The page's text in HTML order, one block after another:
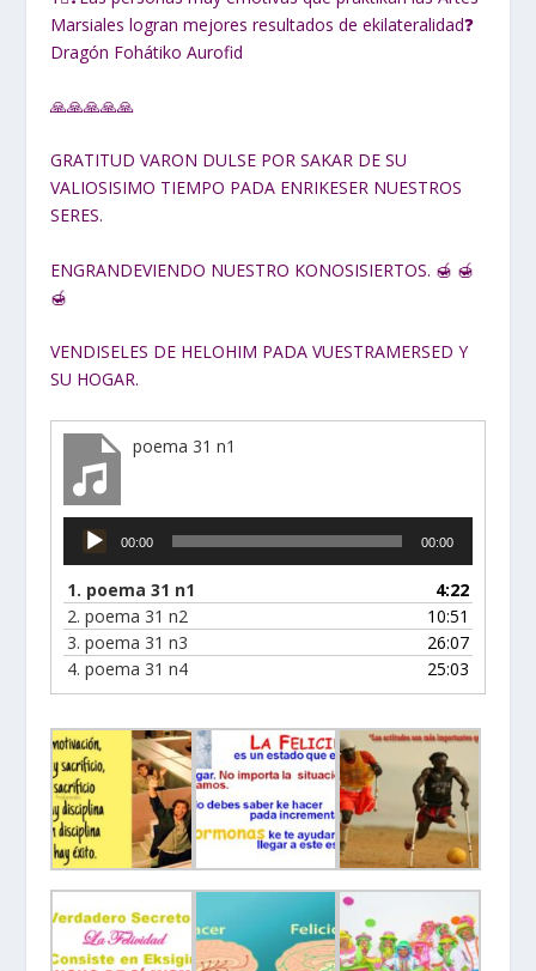
Marsiales logran mejores resultados de ekilateralidad❓
Dragón Fohátiko Aurofid
🙏🙏🙏🙏🙏
GRATITUD VARON DULSE POR SAKAR DE SU
VALIOSISIMO TIEMPO PADA ENRIKESER NUESTROS
SERES.
ENGRANDEVIENDO NUESTRO KONOSISIERTOS. 🍯 🍯
🍯
VENDISELES DE HELOHIM PADA VUESTRAMERSED Y
SU HOGAR.
poema 31 n1
Reproductor
00:00 00:00
1. poema 31 n1
4:22
2.poema 31 n2
10:51
3.poema 31 n3
26:07
4.poema 31 n4 25:03